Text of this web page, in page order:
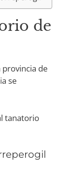
de
de
se
tanatorio